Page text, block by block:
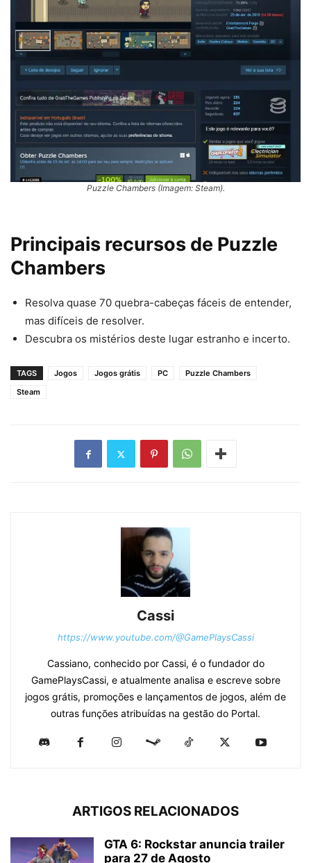
Puzzle Chambers (Imagem: Steam).
Principais recursos de Puzzle
Chambers
Resolva quase 70 quebra-cabeças fáceis de entender,
mas difíceis de resolver.
Descubra os mistérios deste lugar estranho e incerto.
TAGS Jogos Jogos grátis PC
Puzzle Chambers
Steam
Cassi
https://www.youtube.com/@GamePlaysCassi
Cassiano, conhecido por Cassi, é o fundador do
GamePlaysCassi, e atualmente analisa e escreve sobre
jogos grátis, promoções e lançamentos de jogos, além de
outras funções atribuídas na gestão do Portal.
ARTIGOS RELACIONADOS
GTA 6: Rockstar anuncia trailer
para 27 de Agosto